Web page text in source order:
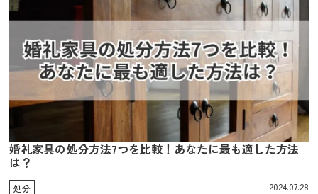
婚礼家具の処分方法7つを比較！あなたに最も適した方法
は？
処分 2024.07.28